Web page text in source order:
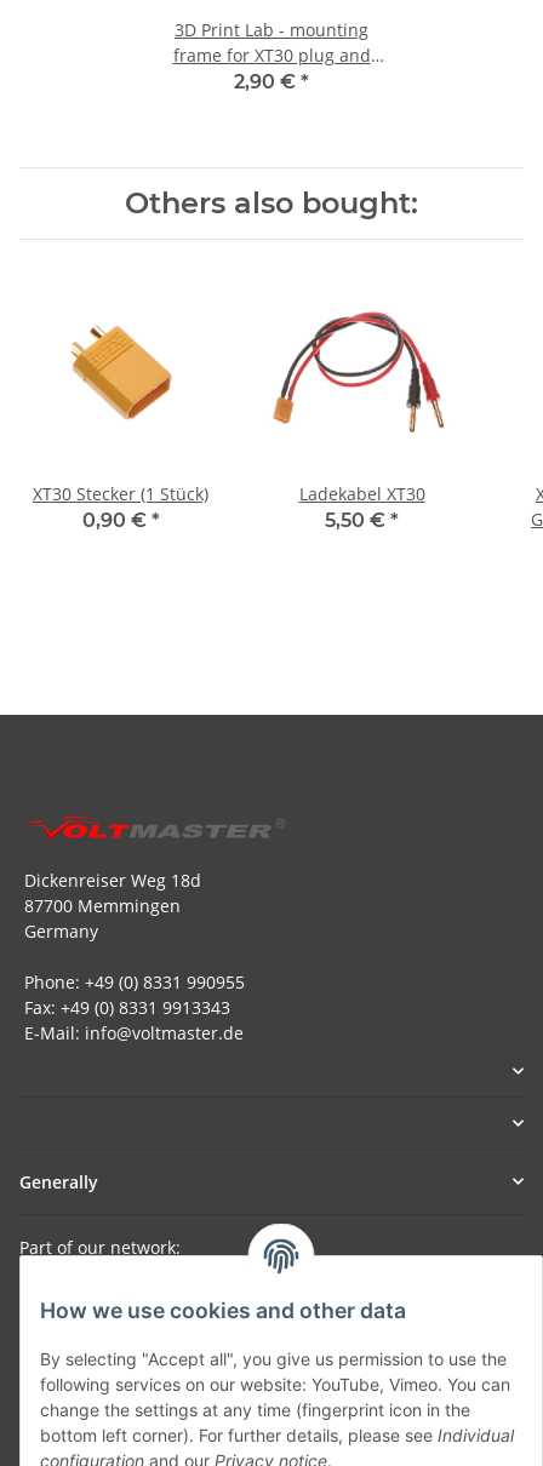
How we use cookies and other data
By selecting "Accept all", you give us permission to use the
following services on our website: YouTube, Vimeo. You can
change the settings at any time (fingerprint icon in the
bottom left corner). For further details, please see Individual
configuration and our Privacy notice.
3D Print Lab - mounting
frame for XT30 plug and
socket
2,90 € *
Others also bought:
XT30 Stecker (1 Stück)
0,90 € *
Ladekabel XT30
5,50 € *
Dickenreiser Weg 18d
87700 Memmingen
Germany
Phone: +49 (0) 8331 990955
Fax: +49 (0) 8331 9913343
E-Mail: info@voltmaster.de
Generally
Part of our network:
Withdraw contract